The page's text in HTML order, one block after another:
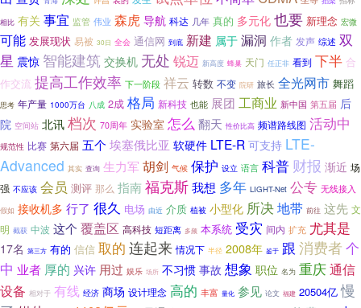
相比 有关 事宜 监管 伟业 森虎 导航 科达 几年 真的 多元化也要 新理念 宏微
可能 发展现状 易被 30日 全会 通信网 到底 新建 属于 漏洞 作者 发声 综述 双
星 震惊 智能建筑 交换机 无处 锐迈 新高度 蜂巢 天门 任正非 看到 下半 合
作交流 提高工作效率 下一阶段 祥云 转数 不变 院研 旅长 全光网市 舞蹈
思考 年产量 1000万台 八成 2成 格局 新科技 也能 展团 工商业 新中国 第五届 后
院 空间站 北讯 档次 70周年 实验室 怎么 翻天 性价比高 频谱路线图 活动中
规范性 比赛 第六届 五个 埃塞俄比亚 软硬件 LTE-R 可支持 LTE-
Advanced 其实 查询 生力军 胡剑 气候 保护 设立 语言 科普 财报 渐近 场
强 不应该 会员 测评 那么 指南 福克斯我想 多年 LIGHT-Net 公专 无线接入
假如 接收机多 行了 很久 电场 由近 介质 植被 小型化 所决地带 前往 这先 文
明 截获 中波 这个 覆盖区 高科技 短距离 多频 本系统 受灾 间内 扩充 尤其是
17名 第三方 有的 信信 取的 连起来 情况下 半径 2008年 鉴于 跟 消费者 个
中 业者 厚的 兴许 用过 娱乐 场所 不习惯 事故 想象 职位 名为 重庆通信
设备 相对于 有线 经济 商场 设计理念 高的 丰富 量化 参见 论文 福建 20504亿 慢